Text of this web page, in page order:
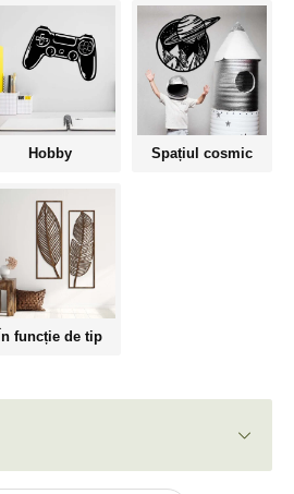
Hobby Spațiul cosmic
În funcție de tip